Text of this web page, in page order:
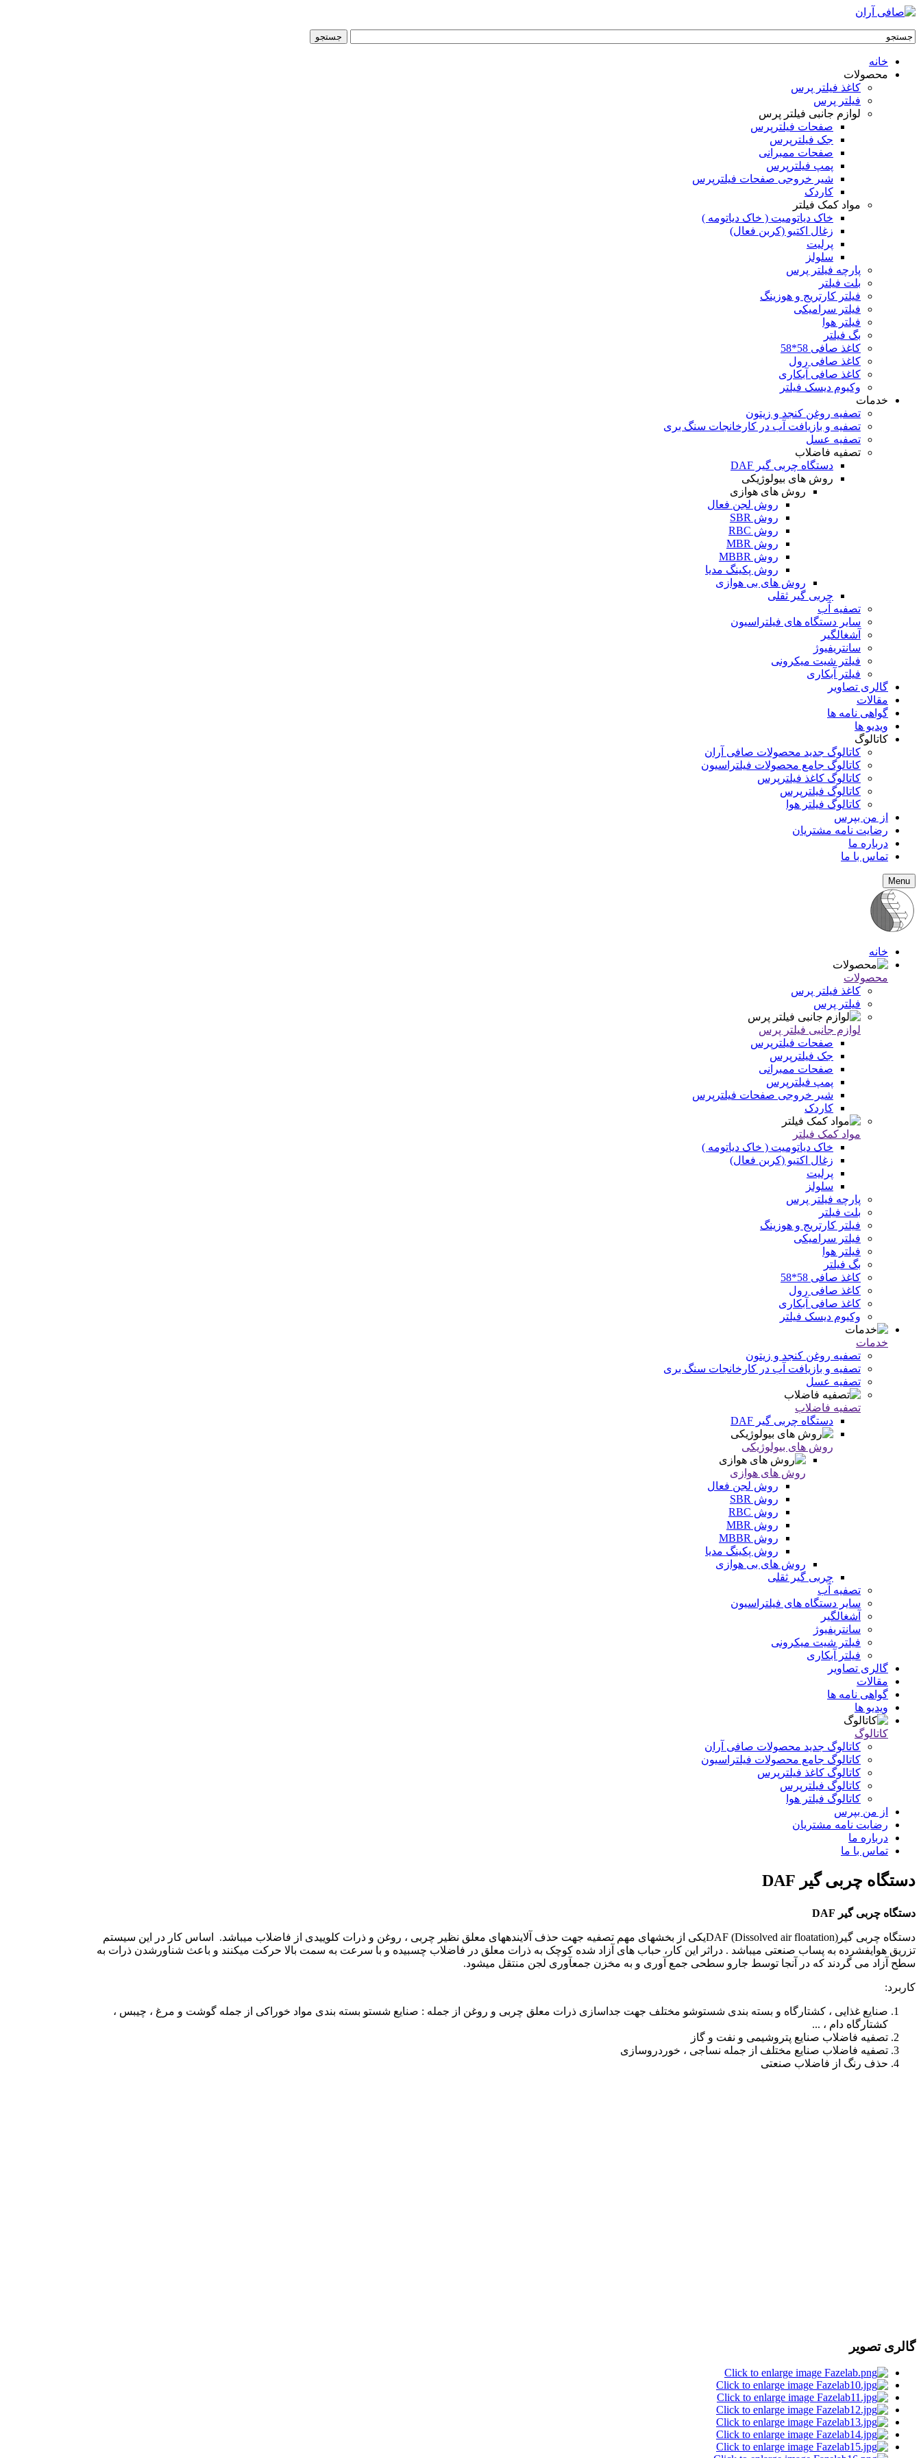
خانه
محصولات
کاغذ فیلتر پرس
فیلتر پرس
لوازم جانبی فیلتر پرس
صفحات فیلترپرس
جک فیلترپرس
صفحات ممبرانی
پمپ فیلترپرس
شیر خروجی صفحات فیلترپرس
کاردک
مواد کمک فیلتر
خاک دیاتومیت ( خاک دیاتومه )
زغال اکتیو (کربن فعال)
پرلیت
سلولز
پارچه فیلتر پرس
بلت فیلتر
فیلتر کارتریج و هوزینگ
فیلتر سرامیکی
فیلتر هوا
بگ فیلتر
کاغذ صافی 58*58
کاغذ صافی رول
کاغذ صافی آبکاری
وکیوم دیسک فیلتر
خدمات
تصفیه روغن کنجد و زیتون
تصفیه و بازیافت آب در کارخانجات سنگ بری
تصفیه عسل
تصفیه فاضلاب
دستگاه چربی گیر DAF
روش های بیولوژیکی
روش های هوازی
روش لجن فعال
روش SBR
روش RBC
روش MBR
روش MBBR
روش پکینگ مدیا
روش های بی هوازی
چربی گیر ثقلی
تصفیه آب
سایر دستگاه های فیلتراسیون
آشغالگیر
سانتریفیوژ
فیلتر شیت میکرونی
فیلتر آبکاری
گالری تصاویر
مقالات
گواهی نامه ها
ویدیو ها
کاتالوگ
کاتالوگ جدید محصولات صافی آران
کاتالوگ جامع محصولات فیلتراسیون
کاتالوگ کاغذ فیلترپرس
کاتالوگ فیلترپرس
کاتالوگ فیلتر هوا
از من بپرس
رضایت نامه مشتریان
درباره ما
تماس با ما
Menu
خانه
محصولات
کاغذ فیلتر پرس
فیلتر پرس
لوازم جانبی فیلتر پرس
صفحات فیلترپرس
جک فیلترپرس
صفحات ممبرانی
پمپ فیلترپرس
شیر خروجی صفحات فیلترپرس
کاردک
مواد کمک فیلتر
خاک دیاتومیت ( خاک دیاتومه )
زغال اکتیو (کربن فعال)
پرلیت
سلولز
پارچه فیلتر پرس
بلت فیلتر
فیلتر کارتریج و هوزینگ
فیلتر سرامیکی
فیلتر هوا
بگ فیلتر
کاغذ صافی 58*58
کاغذ صافی رول
کاغذ صافی آبکاری
وکیوم دیسک فیلتر
خدمات
تصفیه روغن کنجد و زیتون
تصفیه و بازیافت آب در کارخانجات سنگ بری
تصفیه عسل
تصفیه فاضلاب
دستگاه چربی گیر DAF
روش های بیولوژیکی
روش های هوازی
روش لجن فعال
روش SBR
روش RBC
روش MBR
روش MBBR
روش پکینگ مدیا
روش های بی هوازی
چربی گیر ثقلی
تصفیه آب
سایر دستگاه های فیلتراسیون
آشغالگیر
سانتریفیوژ
فیلتر شیت میکرونی
فیلتر آبکاری
گالری تصاویر
مقالات
گواهی نامه ها
ویدیو ها
کاتالوگ
کاتالوگ جدید محصولات صافی آران
کاتالوگ جامع محصولات فیلتراسیون
کاتالوگ کاغذ فیلترپرس
کاتالوگ فیلترپرس
کاتالوگ فیلتر هوا
از من بپرس
رضایت نامه مشتریان
درباره ما
تماس با ما
دستگاه چربی گیر DAF
دستگاه چربی گیر DAF
دستگاه چربی گیر(Dissolved air floatation) DAFیکی از بخش­های مهم تصفیه جهت حذف آلاینده­های معلق نظیر چربی ، روغن و ذرات کلوییدی از فاضلاب می­باشد. اساس کار در این سیستم
تزریق هوای­فشرده به پساب صنعتی می­باشد . دراثر این کار، حباب های آزاد شده کوچک به ذرات معلق در فاضلاب چسبیده و با سرعت به سمت بالا حرکت می­کنند و باعث شناورشدن ذرات به
سطح آزاد می گردند که در آنجا توسط جارو سطحی جمع آوری و به مخزن جمع­آوری لجن منتقل می­شود.
کاربرد:
صنایع غذایی ، کشتارگاه و بسته بندی شست­وشو مختلف جهت جداسازی ذرات معلق چربی و روغن از جمله : صنایع شست­و بسته بندی مواد خوراکی از جمله گوشت و مرغ ، چیبس ،
کشتارگاه دام ، ...
تصفیه فاضلاب صنایع پتروشیمی و نفت و گاز
تصفیه فاضلاب صنایع مختلف از جمله نساجی ، خوردروسازی
حذف رنگ از فاضلاب صنعتی
گالری تصویر